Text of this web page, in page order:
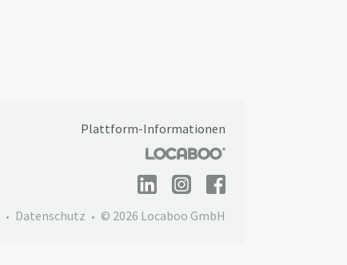
Plattform-Informationen
Datenschutz © 2026 Locaboo GmbH